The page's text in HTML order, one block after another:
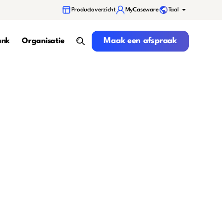
Productoverzicht MyCaseware Taal
Organisatie
search
Maak een afspraak
Maak een afspraak